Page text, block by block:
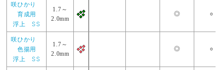
咲ひかり
育成用
浮上 SS
1.7～
2.0mm
◎ ○
咲ひかり
色揚用
浮上 SS
1.7～
2.0mm
◎ ○